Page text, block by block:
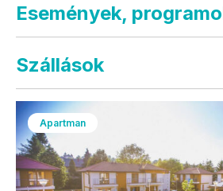
Események,
Szállások
Apartman